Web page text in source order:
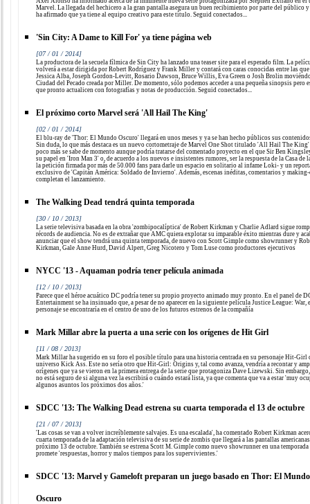
Marvel. La llegada del hechicero a la gran pantalla asegura un buen recibimiento por parte del público
ha afirmado que ya tiene al equipo creativo para este título. Seguid conectados...
'Sin City: A Dame to Kill For' ya tiene página web
[07 / 01 / 2014]
La productora de la secuela fílmica de Sin City ha lanzado una teaser site para el esperado film. La
volverá a estar dirigida por Robert Rodríguez y Frank Miller y contará con caras conocidas entre las que
Jessica Alba, Joseph Gordon-Levitt, Rosario Dawson, Bruce Willis, Eva Green o Josh Brolin
Ciudad del Pecado creada por Miller. De momento, sólo podemos acceder a una pequeña sinopsis pero
que pronto actualicen con fotografías y notas de producción. Seguid conectados...
El próximo corto Marvel será 'All Hail The King'
[02 / 01 / 2014]
El blu-ray de 'Thor: El Mundo Oscuro' llegará en unos meses y ya se han hecho públicos sus
Sin duda, lo que más destaca es un nuevo cortometraje de Marvel One Shot titulado 'All Hail The
poco más se sabe de momento aunque podría tratarse del comentado proyecto en el que Sir Ben
su papel en 'Iron Man 3' o, de acuerdo a los nuevos e insistentes rumores, ser la respuesta de la Casa de
la petición firmada por más de 50.000 fans para darle un espacio en solitario al infame Loki- y un
exclusivo de 'Capitán América: Soldado de Invierno'. Además, escenas inéditas, comentarios y
completan el lanzamiento.
The Walking Dead tendrá quinta temporada
[30 / 10 / 2013]
La serie televisiva basada en la obra 'zombipocalíptica' de Robert Kirkman y Charlie Adlard sigue
récords de audiencia. No es de extrañar que AMC quiera explotar su imparable éxito mientras dure y
anunciar que el show tendrá una quinta temporada, de nuevo con Scott Gimple como showrunner y
Kirkman, Gale Anne Hurd, David Alpert, Greg Nicotero y Tom Luse como productores ejecutivos
NYCC '13 - Aquaman podría tener película animada
[12 / 10 / 2013]
Parece que el héroe acuático DC podría tener su propio proyecto animado muy pronto. En el panel de
Entertainment se ha insinuado que, a pesar de no aparecer en la siguiente película Justice League: War,
personaje se encontraría en el centro de uno de los futuros estrenos de la compañía
Mark Millar abre la puerta a una serie con los orígenes de Hit Girl
[11 / 08 / 2013]
Mark Millar ha sugerido en su foro el posible título para una historia centrada en su personaje Hit-Girl
universo Kick Ass. Este no sería otro que Hit-Girl: Origins y, tal como avanza, vendría a recontar y
orígenes que ya se vieron en la primera entrega de la serie que protagoniza Dave Lizewski. Sin
no está seguro de si alguna vez la escribirá o cuándo estará lista, ya que comenta que va a estar 'muy
algunos asuntos los próximos dos años.'
SDCC '13: The Walking Dead estrena su cuarta temporada el 13 de octubre
[21 / 07 / 2013]
'Las cosas se van a volver increíblemente salvajes. Es una escalada', ha comentado Robert Kirkman
cuarta temporada de la adaptación televisiva de su serie de zombis que llegará a las pantallas
próximo 13 de octubre. También se estrena Scott M. Gimple como nuevo showrunner en una temporada
promete 'respuestas, horror y malos tiempos para los supervivientes.'
SDCC '13: Marvel y Gameloft preparan un juego basado en Thor: El Mundo
Oscuro